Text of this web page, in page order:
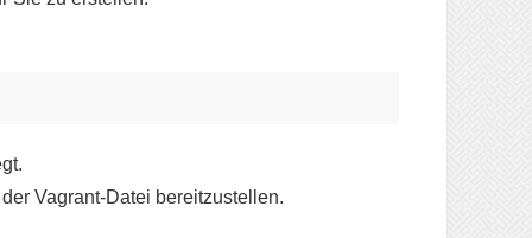
Vagrant-Datei bereitzustellen.